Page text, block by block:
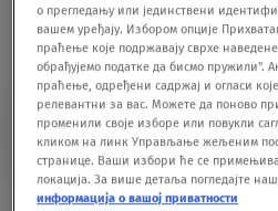
SVETOZAR
Svetozar
о прегледању или јединствени
вашем уређају. Избором опције
праћење које подржавају сврхе
обрађујемо податке да бисмо пружили".
праћење, одређени садржај и огласи
релевантни за вас. Можете да поново
променили своје изборе или повукли
кликом на линк Управљање жељеним
странице. Ваши избори ће се
локација. За више детаља погледајте
информација о вашој приватности